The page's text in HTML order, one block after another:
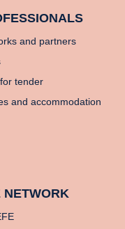
and partners
tender
and accommodation
NETWORK